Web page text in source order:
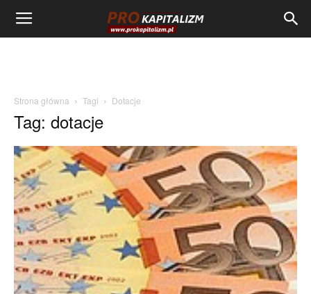
Strona główna Tagi Dotacje
Tag: dotacje